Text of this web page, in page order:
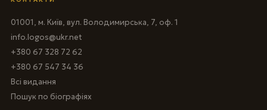
01001, м. Київ, вул. Володимирська, 7, оф. 1
info.logos@ukr.net
+380 67 328 72 62
+380 67 547 34 36
Всі видання
Пошук по біографіях